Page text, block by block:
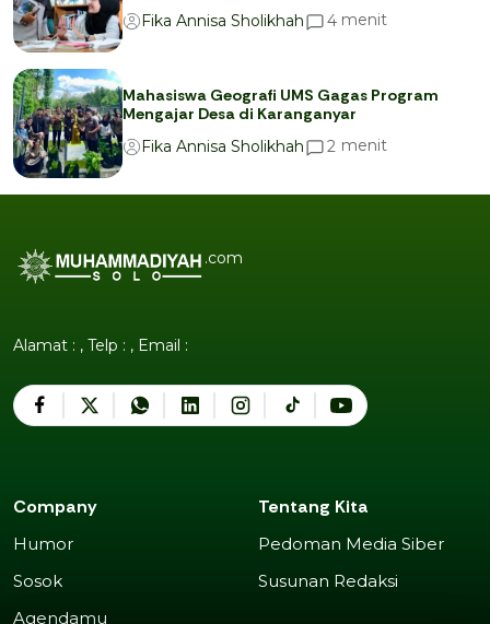
Fika Annisa Sholikhah
4 menit
Mahasiswa Geografi UMS Gagas Program
Mengajar Desa di Karanganyar
Fika Annisa Sholikhah
2 menit
.com
Alamat : , Telp : , Email :
Company
Humor
Sosok
Agendamu
Tentang Kita
Pedoman Media Siber
Susunan Redaksi